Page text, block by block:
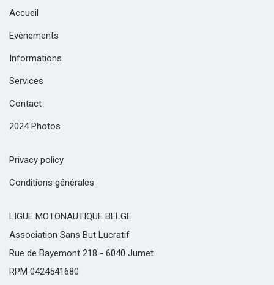
Accueil
Evénements
Informations
Services
Contact
2024 Photos
Privacy policy
Conditions générales
LIGUE MOTONAUTIQUE BELGE
Association Sans But Lucratif
Rue de Bayemont 218 - 6040 Jumet
RPM 0424541680